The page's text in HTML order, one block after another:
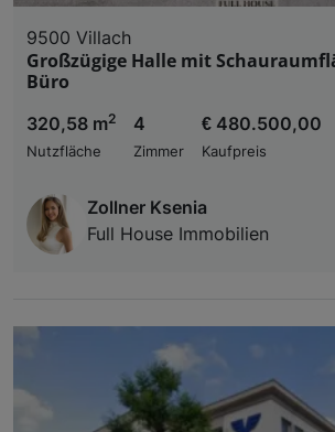
9500 Villach
Großzügige Halle mit
Büro
320,58 m2
Nutzfläche
4
Zimmer
€ 480.500,00
Kaufpreis
Zollner Ksenia
Full House Immobilien